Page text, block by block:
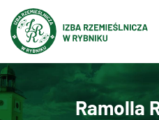
Ramolla